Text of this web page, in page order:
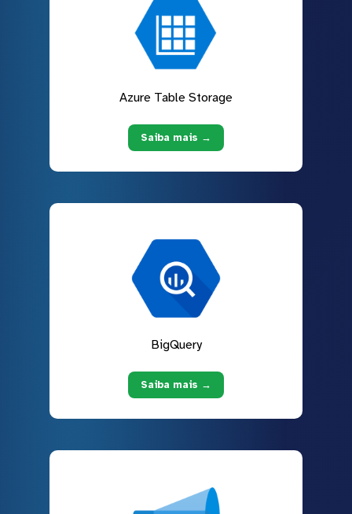
Azure Table Storage
Saiba mais →
BigQuery
Saiba mais →